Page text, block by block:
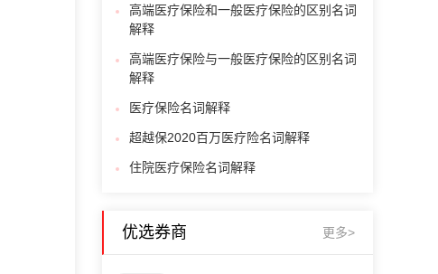
高端医疗保险和一般医疗保险的区别名词
解释
高端医疗保险与一般医疗保险的区别名词
解释
医疗保险名词解释
超越保2020百万医疗险名词解释
住院医疗保险名词解释
优选券商 更多>